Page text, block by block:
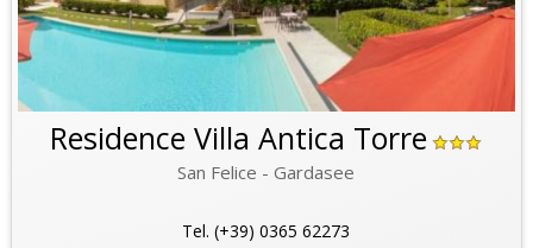
Residence Villa Antica Torre
San Felice - Gardasee
Tel. (+39) 0365 62273